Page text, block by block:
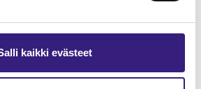
kaikki evästeet
Tilisanomien